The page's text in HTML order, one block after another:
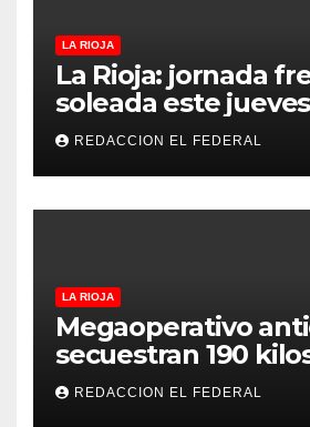
LA RIOJA
La Rioja: jornada
soleada este
temperaturas
el viernes
REDACCION EL FEDERAL
LA RIOJA
Megaoperativo
secuestran 190
marihuana que
destino La Rioja y
REDACCION EL FEDERAL